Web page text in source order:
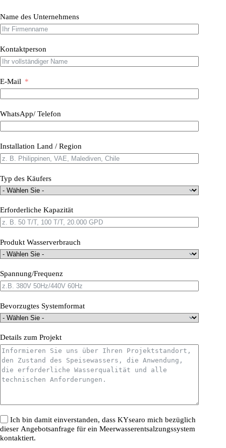
Name des Unternehmens
Kontaktperson
E-Mail
WhatsApp/ Telefon
Installation Land / Region
Typ des Käufers
Erforderliche Kapazität
Produkt Wasserverbrauch
Spannung/Frequenz
Bevorzugtes Systemformat
Details zum Projekt
Ich bin damit einverstanden, dass KYsearo mich bezüglich
dieser Angebotsanfrage für ein Meerwasserentsalzungssystem
kontaktiert.